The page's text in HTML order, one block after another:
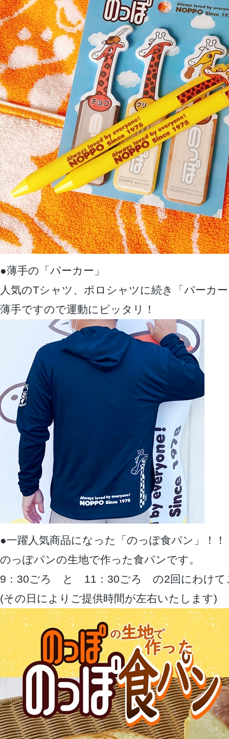
●薄手の「パーカー」
人気のTシャツ、ポロシャツに続き「パーカ
薄手ですので運動にピッタリ！
●一躍人気商品になった「のっぽ食パン」！！
のっぽパンの生地で作った食パンです。
9：30ごろ と 11：30ごろ の2回にわけて
(その日によりご提供時間が左右いたします)